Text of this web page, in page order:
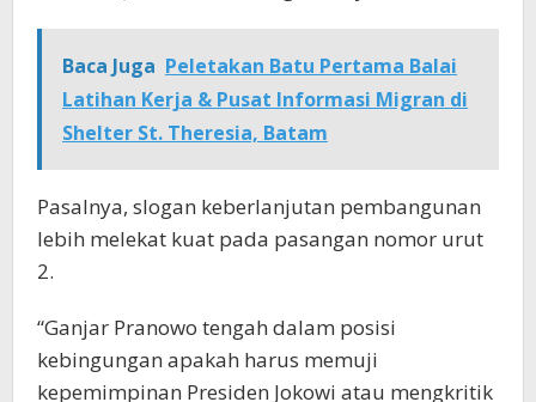
Baca Juga Peletakan Batu Pertama Balai
Latihan Kerja & Pusat Informasi Migran di
Shelter St. Theresia, Batam
Pasalnya, slogan keberlanjutan pembangunan
lebih melekat kuat pada pasangan nomor urut
2.
“Ganjar Pranowo tengah dalam posisi
kebingungan apakah harus memuji
kepemimpinan Presiden Jokowi atau mengkritik